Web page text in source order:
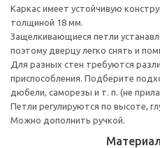
Каркас имеет устойчивую
толщиной 18 мм.
Защелкивающиеся петли
поэтому дверцу легко снять и
Для разных стен требуются
приспособления. Подберите
дюбели, саморезы и т. п. (не
Петли регулируются по высоте,
Можно дополнить ручкой.